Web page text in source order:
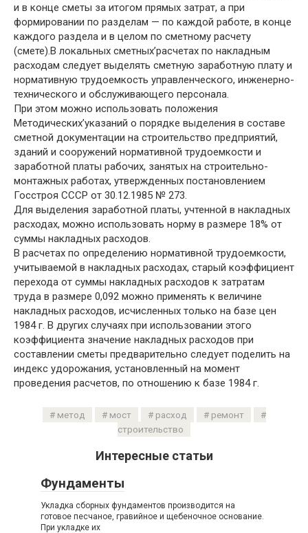
и в конце сметы за итогом прямых затрат, а при
формировании по разделам — по каждой работе, в конце
каждого раздела и в целом по сметному расчету
(смете).В локальных сметных’расчетах по накладным
расходам следует выделять сметную заработную плату и
нормативную трудоемкость управленческого, инженерно-
технического и обслуживающего персонала.
При этом можно использовать положения
Методических’указаний о порядке выделения в составе
сметной документации на строительство предприятий,
зданий и сооружений нормативной трудоемкости и
заработной платы рабочих, занятых на строительно-
монтажных работах, утвержденных постановлением
Госстроя СССР от 30.12.1985 № 273.
Для выделения заработной платы, учтенной в накладных
расходах, можно использовать норму в размере 18% от
суммы накладных расходов.
В расчетах по определению нормативной трудоемкости,
учитываемой в накладных расходах, старый коэффициент
перехода от суммы накладных расходов к затратам
труда в размере 0,092 можно применять к величине
накладных расходов, исчисленных только на базе цен
1984 г. В других случаях при использовании этого
коэффициента значение накладных расходов при
составлении сметы предварительно следует поделить на
индекс удорожания, установленный на момент
проведения расчетов, по отношению к базе 1984 г.
метод мост расход
ремонт
строительство
Интересные статьи
Фундаменты
Укладка сборных фундаментов производится на
готовое песчаное, гравийное и щебеночное основание.
При укладке их